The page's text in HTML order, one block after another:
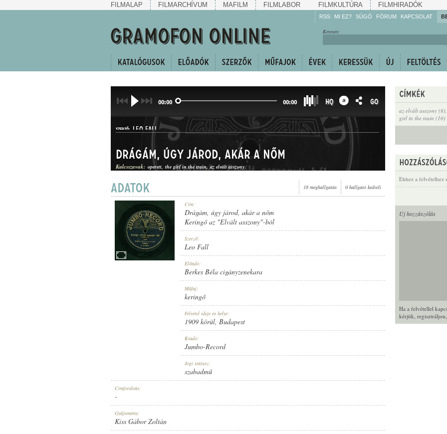
FILMALAP FILMARCHÍVUM MAFILM FILMLABOR FILMKULTÚRA FILMHIRADÓK
RSS MI EZ? SÚGÓ
Gyarapítsa!
FÓRUM KAPCSOLAT
Keresés:
az elvált asszony (8),
girl in the train (10)
Ehhez a felvételhez
Új hozzászólás
Ha a felvétellel
kérjük, regisztráljon
00:00 00:00 HQ GO
SZERZŐ: LEO FALL
KERINGŐ
1909 KÖRÜL
A. 110061.
Drágám, úgy járod, akár a nőm
Kulcsszavak: operett the girl in the train az elvált asszony
18 meghallgatás 0 hallgató kedveli
Cím:
Drágám, úgy járod, akár a nőm
Keringő az "Elvált asszony"-ból
Szerző:
Leo Fall
Előadó:
Berkes Béla cigányzenekara
Műfaj:
keringő
Felvétel ideje és helye:
1909 körül, Budapest
Kiadó:
Jumbo-Record
Jogi státusz:
szabadmű
Címfordítás:
-
Gyűjtemény:
Kiss Gábor Zoltán